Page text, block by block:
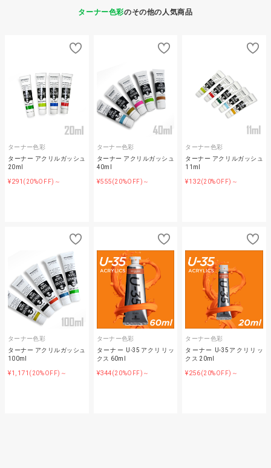
ターナー色彩のその他の人気商品
ターナー色彩
ターナー アクリルガッシュ
20ml
¥291 (20%OFF)～
ターナー色彩
ターナー アクリルガッシュ
40ml
¥555(20%OFF)～
ターナー色彩
ターナー アクリルガッシュ
11ml
¥132(20%OFF)～
ターナー色彩
ターナー アクリルガッシュ
100ml
¥1,171 (20%OFF)～
ターナー色彩
ターナー U-35アクリリッ
クス 60ml
¥344(20%OFF)～
ターナー色彩
ターナー U-35アクリリッ
クス 20ml
¥256(20%OFF)～